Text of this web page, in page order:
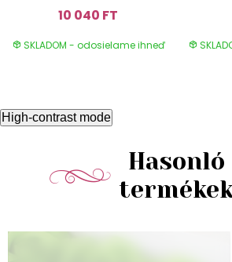
10 040 FT
SKLADOM - odosielame ihneď
High-contrast mode
Hasonló
termékek